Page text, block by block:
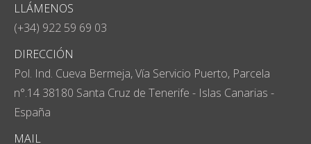
LLÁMENOS
(+34) 922 59 69 03
DIRECCIÓN
Pol. Ind. Cueva Bermeja, Vía Servicio Puerto, Parcela
n°.14 38180 Santa Cruz de Tenerife - Islas Canarias -
España
MAIL